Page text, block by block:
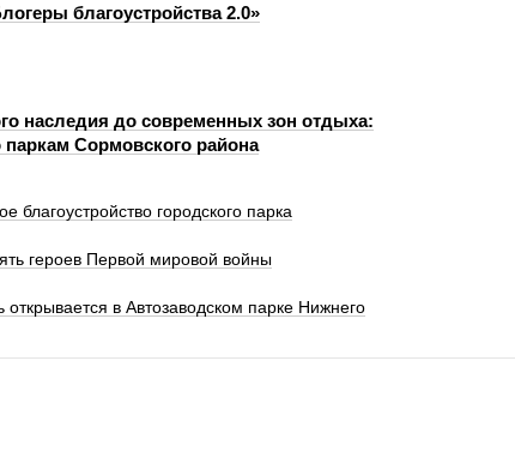
благоустройства 2.0»
наследия до современных зон отдыха:
паркам Сормовского района
городского парка
героев Первой мировой войны
в Автозаводском парке Нижнего